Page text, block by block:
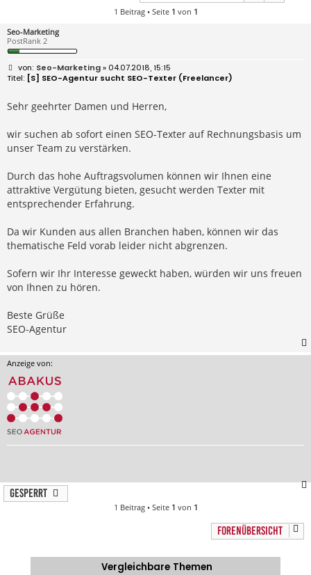
1 Beitrag • Seite 1 von 1
Seo-Marketing
PostRank 2
B
e
i
r
a
Seo-Marketing» 04.07.2018, 15:15
[S] SEO-Agentur sucht SEO-Texter (Freelancer)
Sehr geehrter Damen und Herren,
wir suchen ab sofort einen SEO-Texter auf Rechnungsbasis um
unser Team zu verstärken.
Durch das hohe Auftragsvolumen können wir Ihnen eine
attraktive Vergütung bieten, gesucht werden Texter mit
entsprechender Erfahrung.
Da wir Kunden aus allen Branchen haben, können wir das
thematische Feld vorab leider nicht abgrenzen.
Sofern wir Ihr Interesse geweckt haben, würden wir uns freuen
von Ihnen zu hören.
Beste Grüße
SEO-Agentur
Anzeige von:
Gesperrt
1 Beitrag • Seite 1 von 1
FORENÜBERSICHT
Vergleichbare Themen